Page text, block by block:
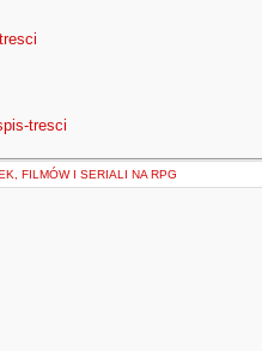
tresci
FILMÓW I SERIALI NA RPG